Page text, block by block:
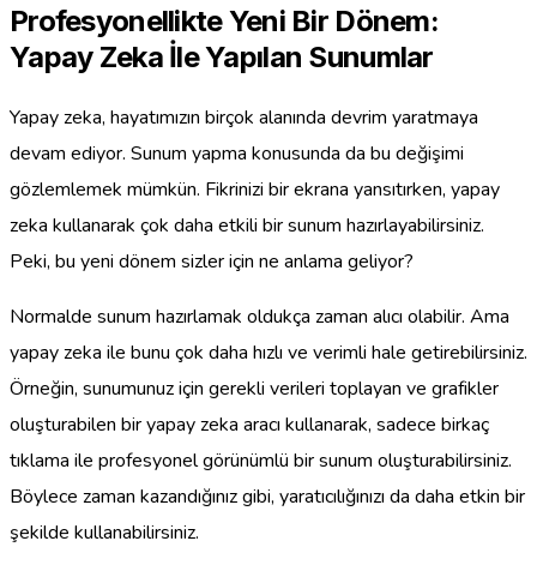
Profesyonellikte Yeni Bir Dönem:
Yapay Zeka İle Yapılan Sunumlar
Yapay zeka, hayatımızın birçok alanında devrim yaratmaya
devam ediyor. Sunum yapma konusunda da bu değişimi
gözlemlemek mümkün. Fikrinizi bir ekrana yansıtırken, yapay
zeka kullanarak çok daha etkili bir sunum hazırlayabilirsiniz.
Peki, bu yeni dönem sizler için ne anlama geliyor?
Normalde sunum hazırlamak oldukça zaman alıcı olabilir. Ama
yapay zeka ile bunu çok daha hızlı ve verimli hale getirebilirsiniz.
Örneğin, sunumunuz için gerekli verileri toplayan ve grafikler
oluşturabilen bir yapay zeka aracı kullanarak, sadece birkaç
tıklama ile profesyonel görünümlü bir sunum oluşturabilirsiniz.
Böylece zaman kazandığınız gibi, yaratıcılığınızı da daha etkin bir
şekilde kullanabilirsiniz.